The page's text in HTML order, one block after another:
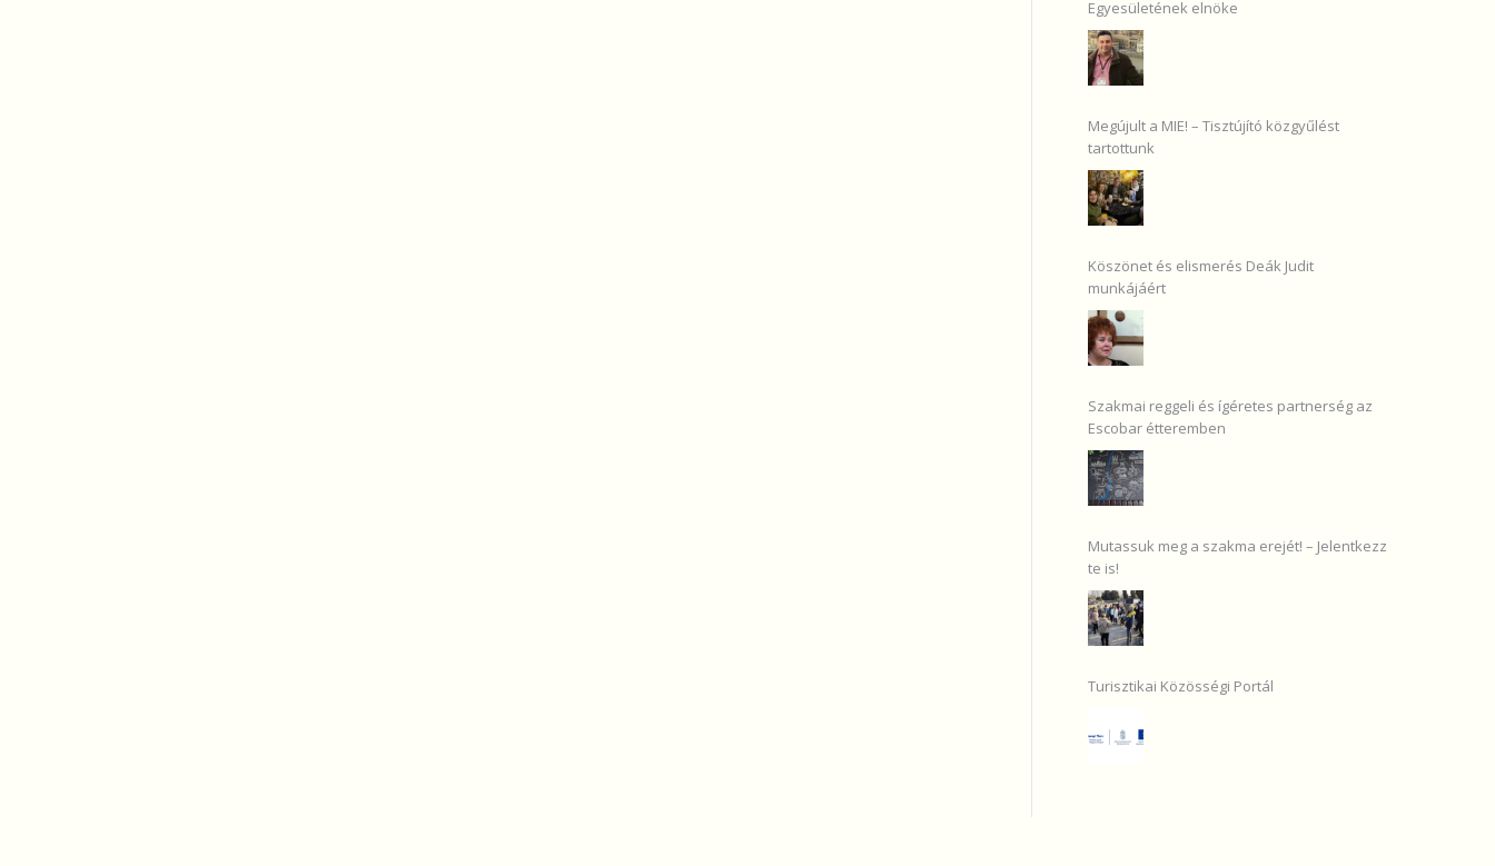
Egyesületének elnöke
Megújult a MIE! – Tisztújító közgyűlést
tartottunk
Köszönet és elismerés Deák Judit
munkájáért
Szakmai reggeli és ígéretes partnerség az
Escobar étteremben
Mutassuk meg a szakma erejét! – Jelentkezz
te is!
Turisztikai Közösségi Portál